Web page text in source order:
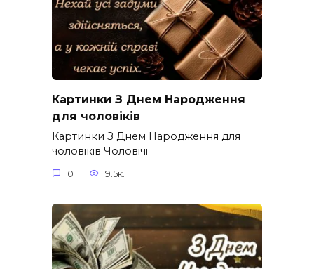
Картинки З Днем Народження
для чоловіків​
Картинки З Днем Народження для
чоловіків​ Чоловічі
0 9.5к.